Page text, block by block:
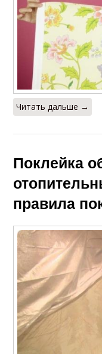
Читать дальше →
Поклейка
правила